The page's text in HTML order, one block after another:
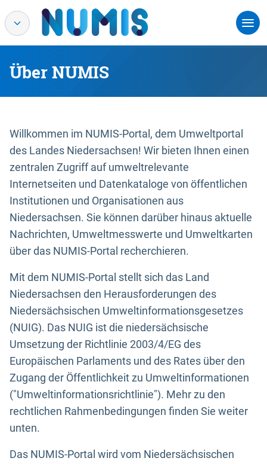
Über NUMIS
Willkommen im NUMIS-Portal, dem Umweltportal
des Landes Niedersachsen! Wir bieten Ihnen einen
zentralen Zugriff auf umweltrelevante
Internetseiten und Datenkataloge von öffentlichen
Institutionen und Organisationen aus
Niedersachsen. Sie können darüber hinaus aktuelle
Nachrichten, Umweltmesswerte und Umweltkarten
über das NUMIS-Portal recherchieren.
Mit dem NUMIS-Portal stellt sich das Land
Niedersachsen den Herausforderungen des
Niedersächsischen Umweltinformationsgesetzes
(NUIG). Das NUIG ist die niedersächsische
Umsetzung der Richtlinie 2003/4/EG des
Europäischen Parlaments und des Rates über den
Zugang der Öffentlichkeit zu Umweltinformationen
("Umweltinformationsrichtlinie"). Mehr zu den
rechtlichen Rahmenbedingungen finden Sie weiter
unten.
Das NUMIS-Portal wird vom Niedersächsischen